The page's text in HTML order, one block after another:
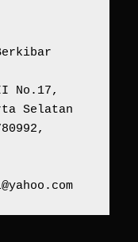
No.17,
Selatan